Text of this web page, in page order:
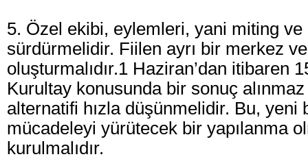
5. Özel ekibi, eylemleri, yani miting ve
sürdürmelidir. Fiilen ayrı bir merkez
oluşturmalıdır.1 Haziran’dan itibaren
Kurultay konusunda bir sonuç
alternatifi hızla düşünmelidir. Bu, yeni
mücadeleyi yürütecek bir yapılanma
kurulmalıdır.